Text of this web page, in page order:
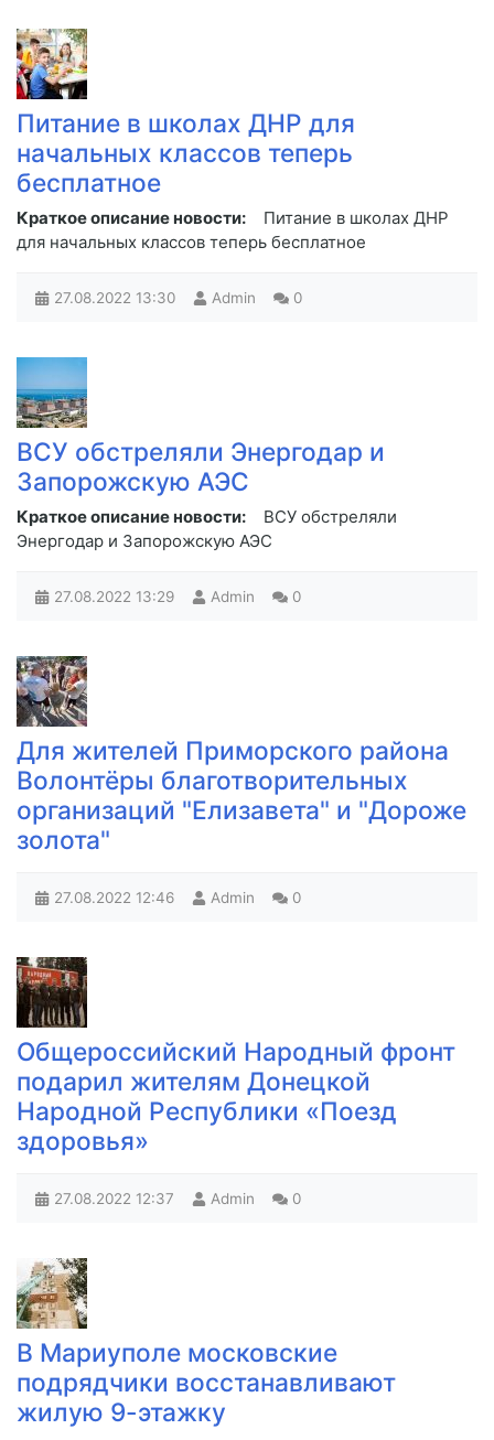
Питание в школах ДНР для
начальных классов теперь
бесплатное
Краткое описание новости:
Питание в школах ДНР
для начальных классов теперь бесплатное
27.08.2022 13:30 Admin 0
ВСУ обстреляли Энергодар и
Запорожскую АЭС
Краткое описание новости:
ВСУ обстреляли
Энергодар и Запорожскую АЭС
27.08.2022 13:29 Admin 0
Для жителей Приморского района
Волонтёры благотворительных
организаций "Елизавета" и "Дороже
золота"
27.08.2022 12:46 Admin 0
Общероссийский Народный фронт
подарил жителям Донецкой
Народной Республики «Поезд
здоровья»
27.08.2022 12:37 Admin 0
В Мариуполе московские
подрядчики восстанавливают
жилую 9-этажку